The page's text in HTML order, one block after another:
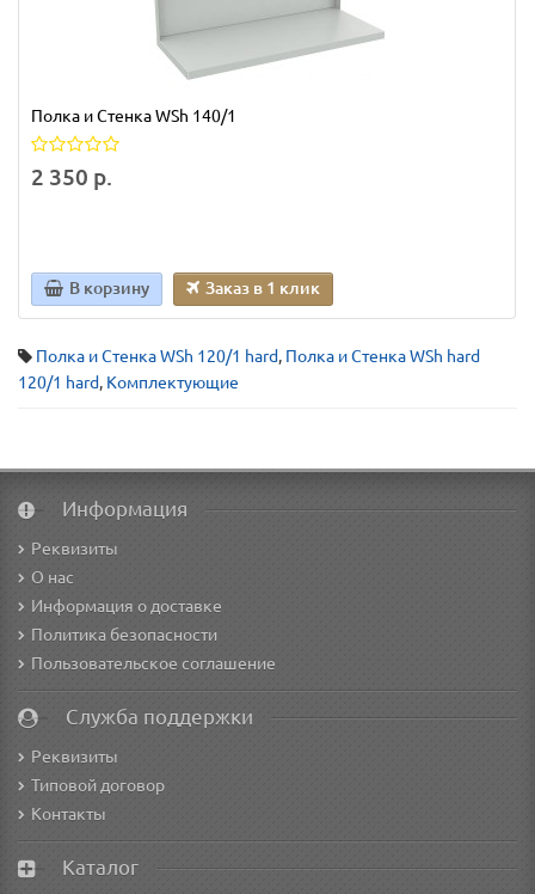
Полка и Стенка WSh 140/1
2 350 р.
В корзину Заказ в 1 клик
Полка и Стенка WSh 120/1 hard, Полка и Стенка WSh hard
120/1 hard, Комплектующие
Информация
Реквизиты
О нас
Информация о доставке
Политика безопасности
Пользовательское соглашение
Служба поддержки
Реквизиты
Типовой договор
Контакты
Каталог